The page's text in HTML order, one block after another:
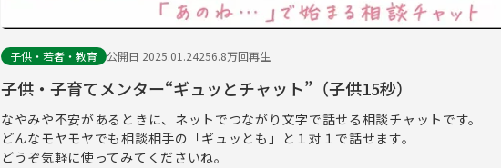
子供・若者・教育 公開日 2025.01.24256.8万回再生
子供・子育てメンター“ギュッとチャット”（子供15秒）
なやみや不安があるときに、ネットでつながり文字で話せる相談チャットです。
どんなモヤモヤでも相談相手の「ギュッとも」と１対１で話せます。
どうぞ気軽に使ってみてくださいね。